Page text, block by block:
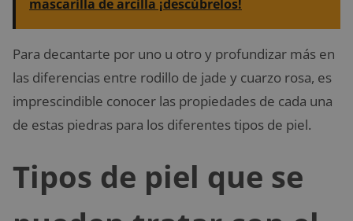
mascarilla de arcilla ¡descúbrelos!
Para decantarte por uno u otro y profundizar más en
las diferencias entre rodillo de jade y cuarzo rosa, es
imprescindible conocer las propiedades de cada una
de estas piedras para los diferentes tipos de piel.
Tipos de piel que se